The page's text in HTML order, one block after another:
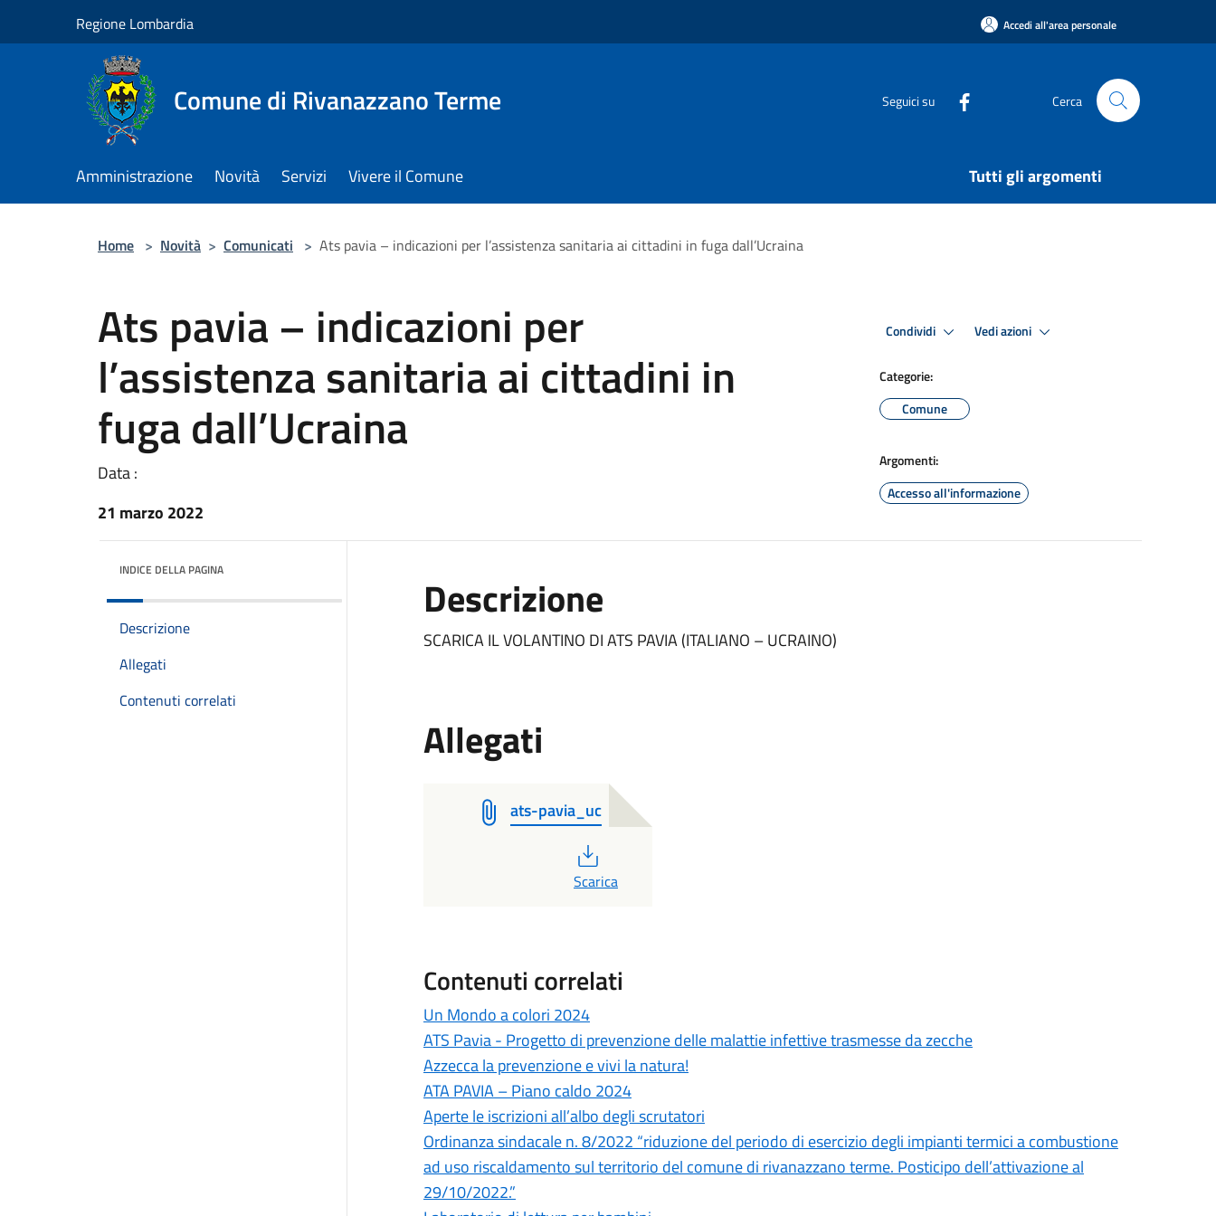
Regione Lombardia Accedi all'area personale
Comune di Rivanazzano Terme Seguici su Cerca
Amministrazione Novità Servizi Vivere il Comune Tutti gli argomenti
Home > Novità > Comunicati > Ats pavia – indicazioni per l’assistenza sanitaria ai cittadini in fuga dall’Ucraina
Ats pavia – indicazioni per
l’assistenza sanitaria ai cittadini in
fuga dall’Ucraina
Data :
21 marzo 2022
Condividi Vedi azioni
Categorie:
Comune
Argomenti:
Accesso all'informazione
INDICE DELLA PAGINA
Descrizione
Allegati
Contenuti correlati
Descrizione
SCARICA IL VOLANTINO DI ATS PAVIA (ITALIANO – UCRAINO)
Allegati
ats-pavia_uc
PDF
Scarica
Contenuti correlati
Un Mondo a colori 2024
ATS Pavia - Progetto di prevenzione delle malattie infettive trasmesse da zecche
Azzecca la prevenzione e vivi la natura!
ATA PAVIA – Piano caldo 2024
Aperte le iscrizioni all’albo degli scrutatori
Ordinanza sindacale n. 8/2022 “riduzione del periodo di esercizio degli impianti termici a combustione
ad uso riscaldamento sul territorio del comune di rivanazzano terme. Posticipo dell’attivazione al
29/10/2022.”